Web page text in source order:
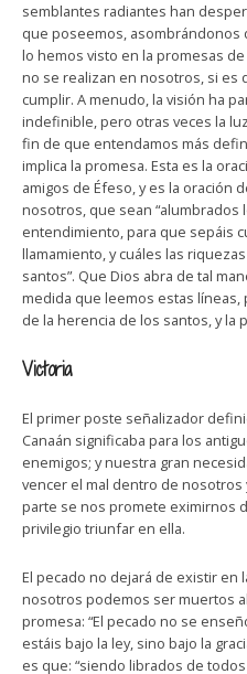
semblantes radiantes han
que poseemos, asombrándonos
lo hemos visto en la promesas
no se realizan en nosotros, si es
cumplir. A menudo, la visión ha
indefinible, pero otras veces la
fin de que entendamos más
implica la promesa. Esta es la
amigos de Éfeso, y es la oración
nosotros, que sean “alumbrados
entendimiento, para que sepáis
llamamiento, y cuáles las
santos”. Que Dios abra de tal
medida que leemos estas
de la herencia de los santos, y la
Victoria
El primer poste señalizador
Canaán significaba para los
enemigos; y nuestra gran
vencer el mal dentro de nosotros
parte se nos promete eximirnos
privilegio triunfar en ella.
El pecado no dejará de existir
nosotros podemos ser muertos
promesa: “El pecado no se
estáis bajo la ley, sino bajo la
es que: “siendo librados de